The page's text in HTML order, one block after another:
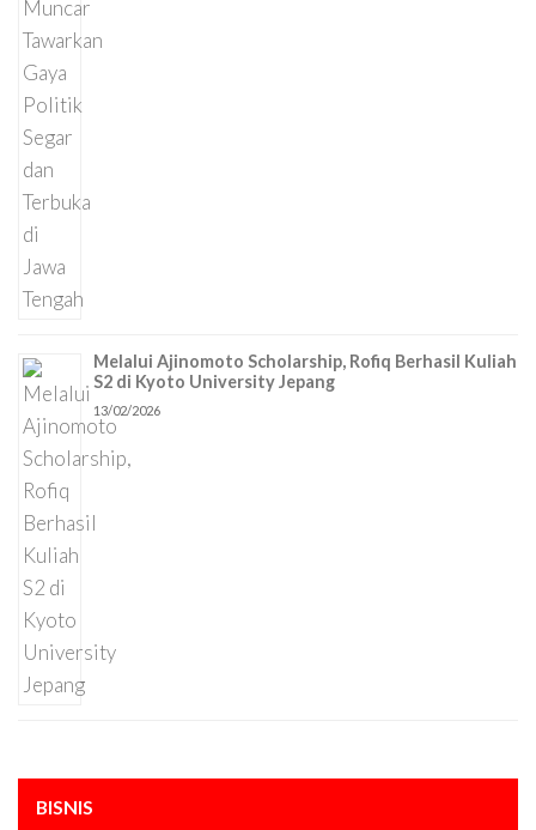
Melalui Ajinomoto Scholarship, Rofiq Berhasil Kuliah
S2 di Kyoto University Jepang
13/02/2026
BISNIS